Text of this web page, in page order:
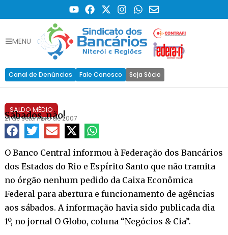
MENU
Canal de Denúncias Fale Conosco Seja Sócio
SALDO MÉDIO
Sábados, não!
21 de setembro de 2007
O Banco Central informou à Federação dos Bancários
dos Estados do Rio e Espírito Santo que não tramita
no órgão nenhum pedido da Caixa Econômica
Federal para abertura e funcionamento de agências
aos sábados. A informação havia sido publicada dia
1º, no jornal O Globo, coluna “Negócios & Cia”.